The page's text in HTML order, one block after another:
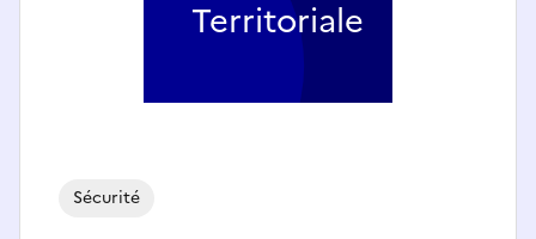
Sécurité
Territoriale